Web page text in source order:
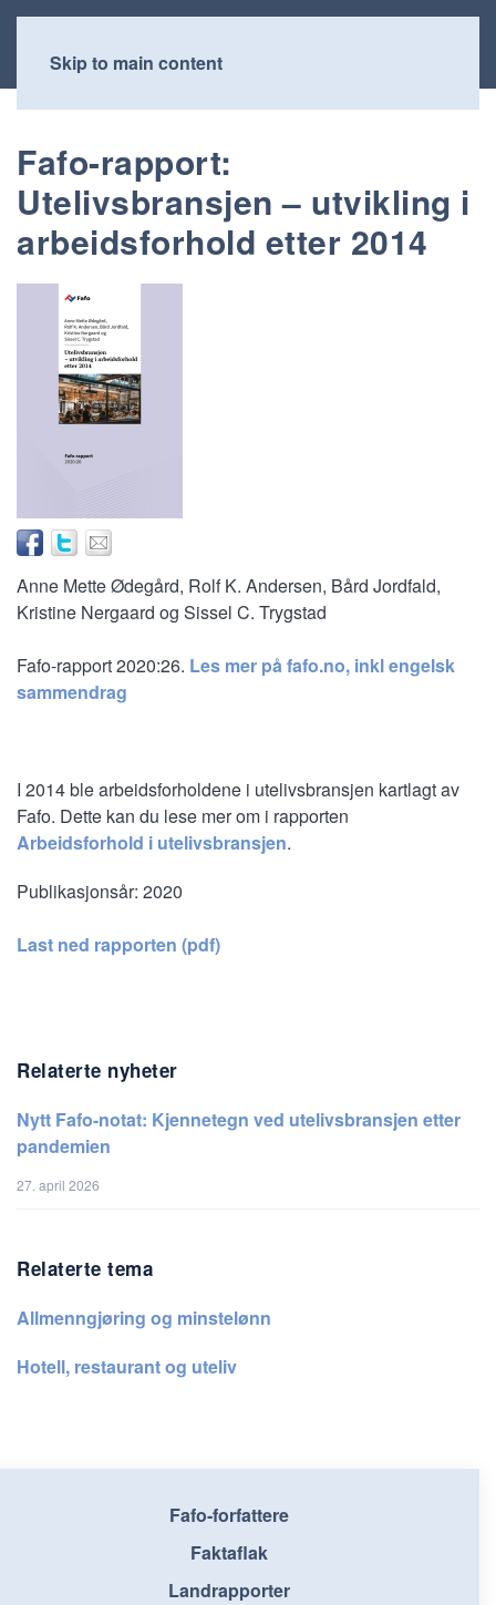
Skip to main content
Fafo-rapport:
Utelivsbransjen – utvikling i
arbeidsforhold etter 2014
Anne Mette Ødegård, Rolf K. Andersen, Bård Jordfald,
Kristine Nergaard og Sissel C. Trygstad
Fafo-rapport 2020:26. Les mer på fafo.no, inkl engelsk
sammendrag
I 2014 ble arbeidsforholdene i utelivsbransjen kartlagt av
Fafo. Dette kan du lese mer om i rapporten
Arbeidsforhold i utelivsbransjen.
Publikasjonsår: 2020
Last ned rapporten (pdf)
Relaterte nyheter
Nytt Fafo-notat: Kjennetegn ved utelivsbransjen etter
pandemien
27. april 2026
Relaterte tema
Allmenngjøring og minstelønn
Hotell, restaurant og uteliv
Fafo-forfattere
Faktaflak
Landrapporter